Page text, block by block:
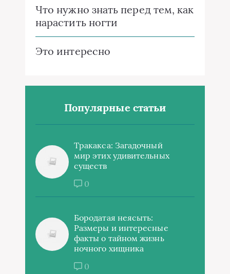
Что нужно знать перед тем, как
нарастить ногти
Это интересно
Популярные статьи
Тракакса: Загадочный
мир этих удивительных
существ
0
Бородатая неясыть:
Размеры и интересные
факты о тайном жизнь
ночного хищника
0